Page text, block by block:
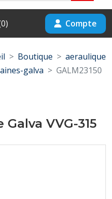
0) Compte
Boutique
aeraulique
galva
GALM23150
VVG-315